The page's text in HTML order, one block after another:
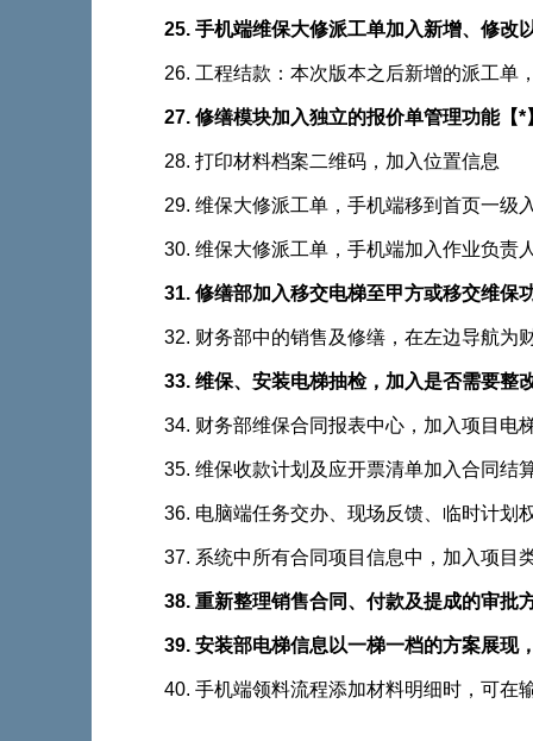
25. 手机端维保大修派工单加入新增、修改
26. 工程结款：本次版本之后新增的派工单
27. 修缮模块加入独立的报价单管理功能【*
28. 打印材料档案二维码，加入位置信息
29. 维保大修派工单，手机端移到首页一级入
30. 维保大修派工单，手机端加入作业负
31. 修缮部加入移交电梯至甲方或移交维保功
32. 财务部中的销售及修缮，在左边导航
33. 维保、安装电梯抽检，加入是否需
34. 财务部维保合同报表中心，加入项目电
35. 维保收款计划及应开票清单加入合同结
36. 电脑端任务交办、现场反馈、临时计
37. 系统中所有合同项目信息中，加入项目类
38. 重新整理销售合同、付款及提成的审
39. 安装部电梯信息以一梯一档的方案展现
40. 手机端领料流程添加材料明细时，可